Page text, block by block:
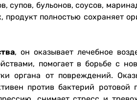
супов, бульонов, соусов,
полностью сохраняет
, он оказывает лечебное
помогает в борьбе с
органа от повреждений.
против бактерий ротовой